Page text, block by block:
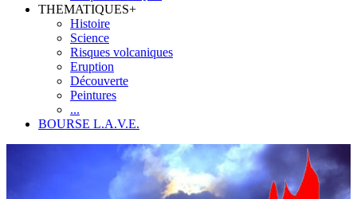
THEMATIQUES+
Histoire
Science
Risques volcaniques
Eruption
Découverte
Peintures
...
BOURSE L.A.V.E.